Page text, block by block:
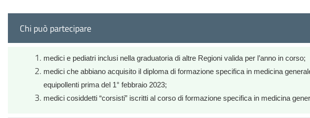
Chi può partecipare
medici e pediatri inclusi nella graduatoria di altre Regioni valida per l’anno in corso;
medici che abbiano acquisito il diploma di formazione specifica in medicina
equipollenti prima del 1° febbraio 2023;
medici cosiddetti “corsisti” iscritti al corso di formazione specifica in medicina